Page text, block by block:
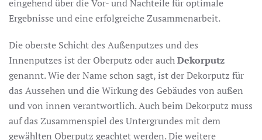
eingehend über die Vor- und Nachteile für optimale
Ergebnisse und eine erfolgreiche Zusammenarbeit.
Die oberste Schicht des Außenputzes und des
Innenputzes ist der Oberputz oder auchDekorputz
genannt. Wie der Name schon sagt, ist der Dekorputz für
das Aussehen und die Wirkung des Gebäudes von außen
und von innen verantwortlich. Auch beim Dekorputz muss
auf das Zusammenspiel des Untergrundes mit dem
gewählten Oberputz geachtet werden. Die weitere